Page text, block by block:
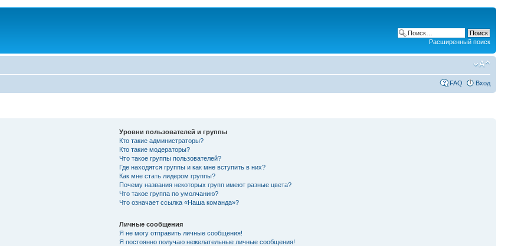
Расширенный поиск
FAQ Вход
Уровни пользователей и группы
Кто такие администраторы?
Кто такие модераторы?
Что такое группы пользователей?
Где находятся группы и как мне вступить в них?
Как мне стать лидером группы?
Почему названия некоторых групп имеют разные цвета?
Что такое группа по умолчанию?
Что означает ссылка «Наша команда»?
Личные сообщения
Я не могу отправить личные сообщения!
Я постоянно получаю нежелательные личные сообщения!